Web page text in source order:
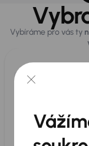
Vybíráme pro vás ty